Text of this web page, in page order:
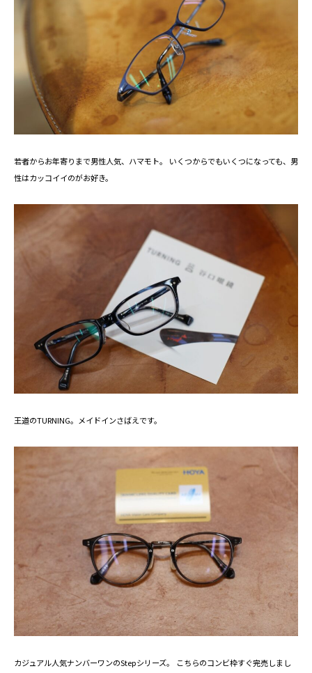
若者からお年寄りまで男性人気、ハマモト。 いくつからでもいくつになっても、男
性はカッコイイのがお好き。
王道のTURNING。メイドインさばえです。
カジュアル人気ナンバーワンのStepシリーズ。 こちらのコンビ枠すぐ完売しまし